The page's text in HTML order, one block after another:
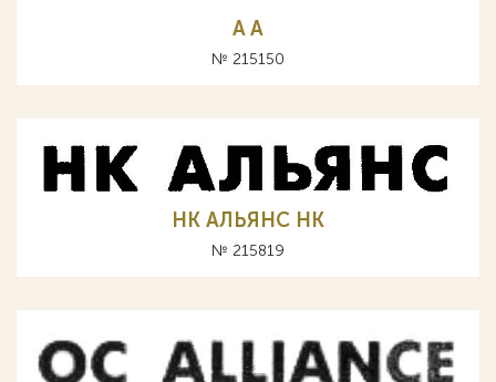
A А
№ 215150
НК АЛЬЯНС HK
№ 215819